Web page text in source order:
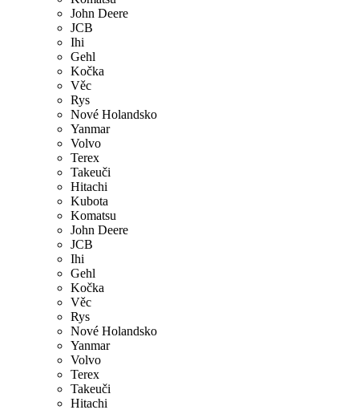
John Deere
JCB
Ihi
Gehl
Kočka
Věc
Rys
Nové Holandsko
Yanmar
Volvo
Terex
Takeuči
Hitachi
Kubota
Komatsu
John Deere
JCB
Ihi
Gehl
Kočka
Věc
Rys
Nové Holandsko
Yanmar
Volvo
Terex
Takeuči
Hitachi